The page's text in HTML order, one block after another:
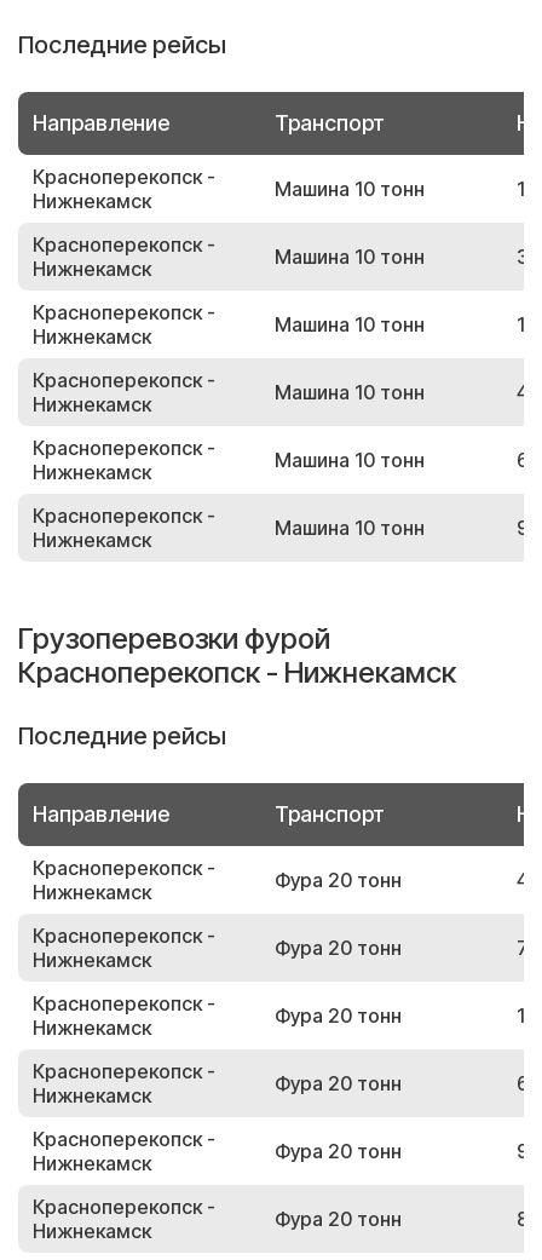
Последние рейсы
Направление Транспорт
Красноперекопск -
Нижнекамск
Машина 10 тонн
Красноперекопск -
Нижнекамск
Машина 10 тонн
Красноперекопск -
Нижнекамск
Машина 10 тонн
Красноперекопск -
Нижнекамск
Машина 10 тонн
Красноперекопск -
Нижнекамск
Машина 10 тонн
Красноперекопск -
Нижнекамск
Машина 10 тонн
Грузоперевозки фурой
Красноперекопск - Нижнекамск
Последние рейсы
Направление Транспорт
Красноперекопск -
Нижнекамск
Фура 20 тонн
Красноперекопск -
Нижнекамск
Фура 20 тонн
Красноперекопск -
Нижнекамск
Фура 20 тонн
Красноперекопск -
Нижнекамск
Фура 20 тонн
Красноперекопск -
Нижнекамск
Фура 20 тонн
Красноперекопск -
Нижнекамск
Фура 20 тонн